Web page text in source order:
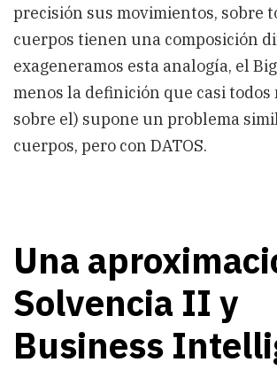
precisión sus movimientos, sobre
cuerpos tienen una composición
exageneramos esta analogía, el
menos la definición que casi todos
sobre el) supone un problema
cuerpos, pero con DATOS.
Una
Solvencia II y
Business